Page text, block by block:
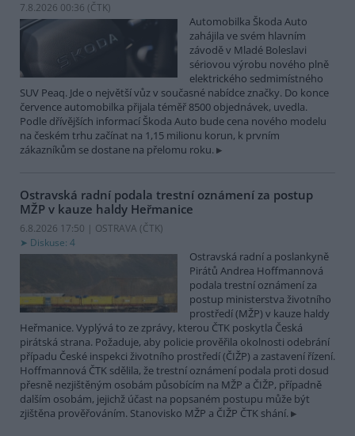
7.8.2026 00:36 (ČTK)
Automobilka Škoda Auto
zahájila ve svém hlavním
závodě v Mladé Boleslavi
sériovou výrobu nového plně
elektrického sedmimístného
SUV Peaq. Jde o největší vůz v současné nabídce značky. Do konce
července automobilka přijala téměř 8500 objednávek, uvedla.
Podle dřívějších informací Škoda Auto bude cena nového modelu
na českém trhu začínat na 1,15 milionu korun, k prvním
zákazníkům se dostane na přelomu roku.
Ostravská radní podala trestní oznámení za postup
MŽP v kauze haldy Heřmanice
6.8.2026 17:50 | OSTRAVA (ČTK)
Diskuse: 4
Ostravská radní a poslankyně
Pirátů Andrea Hoffmannová
podala trestní oznámení za
postup ministerstva životního
prostředí (MŽP) v kauze haldy
Heřmanice. Vyplývá to ze zprávy, kterou ČTK poskytla Česká
pirátská strana. Požaduje, aby policie prověřila okolnosti odebrání
případu České inspekci životního prostředí (ČIŽP) a zastavení řízení.
Hoffmannová ČTK sdělila, že trestní oznámení podala proti dosud
přesně nezjištěným osobám působícím na MŽP a ČIŽP, případně
dalším osobám, jejichž účast na popsaném postupu může být
zjištěna prověřováním. Stanovisko MŽP a ČIŽP ČTK shání.